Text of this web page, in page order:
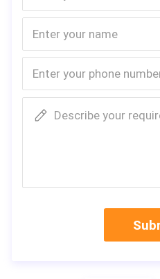
Lader van de Jonge
Mini wordt de steunbalk-
Describe your